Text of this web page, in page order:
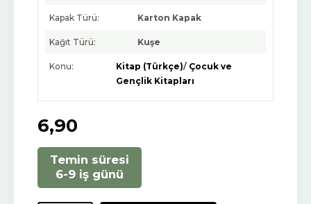
Kapak Türü: Karton Kapak
Kağıt Türü: Kuşe
Konu: Kitap (Türkçe)/ Çocuk ve
Gençlik Kitapları
6,90
Temin süresi
6-9 iş günü